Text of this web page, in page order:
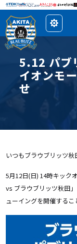
レ
イ
ア
を
カ
ス
タ
マ
5.12 パブ
イオンモ
せ
いつもブラウブリッツ秋
5月12日(日) 14時キック
vs ブラウブリッツ秋田
ューイングを開催するこ